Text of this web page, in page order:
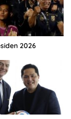
2026